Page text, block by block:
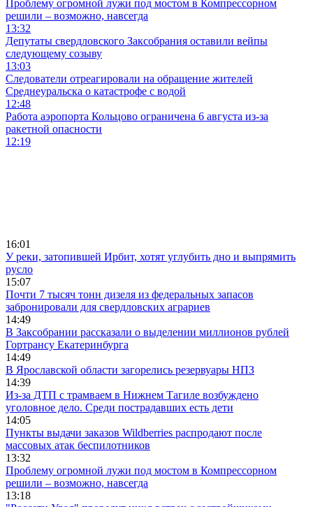
Проблему огромной лужи под мостом в Компрессорном
решили – возможно, навсегда
13:32
Депутаты свердловского Заксобрания оставили вейпы
следующему созыву
13:03
Следователи отреагировали на обращение жителей
Среднеуральска о катастрофе с водой
12:48
Работа аэропорта Кольцово ограничена 6 августа из-за
ракетной опасности
12:19
16:01
У реки, затопившей Ирбит, хотят углубить дно и выпрямить
русло
15:07
Почти 7 тысяч тонн дизеля из федеральных запасов
забронировали для свердловских аграриев
14:49
В Заксобрании рассказали о выделении миллионов рублей
Гортрансу Екатеринбурга
14:49
В Ярославской области загорелись резервуары НПЗ
14:39
Из-за ДТП с трамваем в Нижнем Тагиле возбуждено
уголовное дело. Среди пострадавших есть дети
14:05
Пункты выдачи заказов Wildberries распродают после
массовых атак беспилотников
13:32
Проблему огромной лужи под мостом в Компрессорном
решили – возможно, навсегда
13:18